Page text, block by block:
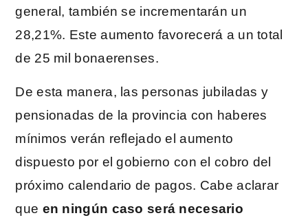
general, también se incrementarán un
28,21%. Este aumento favorecerá a un total
de 25 mil bonaerenses.
De esta manera, las personas jubiladas y
pensionadas de la provincia con haberes
mínimos verán reflejado el aumento
dispuesto por el gobierno con el cobro del
próximo calendario de pagos. Cabe aclarar
que en ningún caso será necesario